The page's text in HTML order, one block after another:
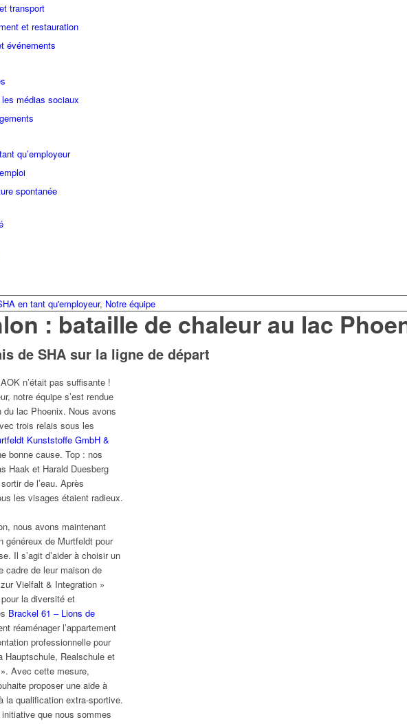
transport
et restauration
événements
médias sociaux
qu’employeur
spontanée
en tant qu'employeur, Notre équipe
: bataille de chaleur au lac
de SHA sur la ligne de départ
n’était pas suffisante !
notre équipe s’est rendue
du lac Phoenix. Nous avons
trois relais sous les
Kunststoffe GmbH &
bonne cause. Top : nos
Haak et Harald Duesberg
de l’eau. Après
les visages étaient radieux.
nous avons maintenant
généreux de Murtfeldt pour
Il s’agit d’aider à choisir un
cadre de leur maison de
Vielfalt & Integration »
la diversité et
Brackel 61 – Lions de
réaménager l’appartement
professionnelle pour
Hauptschule, Realschule et
Avec cette mesure,
proposer une aide à
la qualification extra-sportive.
que nous sommes